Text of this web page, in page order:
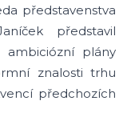
představenstva
představil
plány
znalosti trhu
předchozích